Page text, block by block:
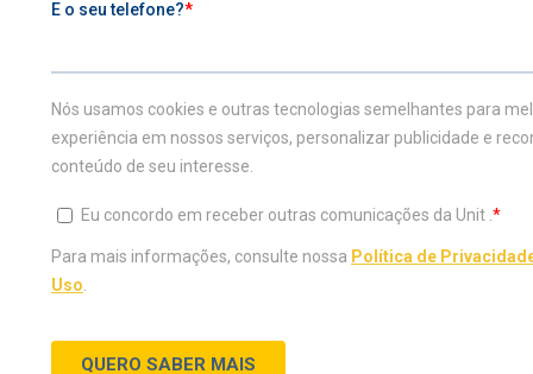
VESTIBULAR
Inscreva-se agora
Vestibular Agendado
Traga sua nota do Enem
ESTUDE NA UNIT
Graduação a distândia
Portador de Diploma